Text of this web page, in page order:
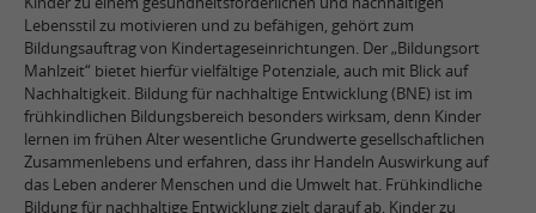
Lebensstil zu motivieren und zu befähigen, gehört zum
Bildungsauftrag von Kindertageseinrichtungen. Der „Bildungsort
Mahlzeit“ bietet hierfür vielfältige Potenziale, auch mit Blick auf
Nachhaltigkeit. Bildung für nachhaltige Entwicklung (BNE) ist im
frühkindlichen Bildungsbereich besonders wirksam, denn Kinder
lernen im frühen Alter wesentliche Grundwerte gesellschaftlichen
Zusammenlebens und erfahren, dass ihr Handeln Auswirkung auf
das Leben anderer Menschen und die Umwelt hat. Frühkindliche
Bildung für nachhaltige Entwicklung zielt darauf ab, Kinder zu